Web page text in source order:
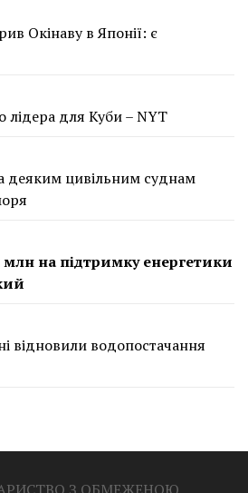
Окінаву в Японії: є
для Куби – NYT
деяким цивільним суднам
млн на підтримку енергетики
відновили водопостачання
З ОБМЕЖЕНОЮ